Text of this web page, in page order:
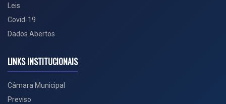
Leis
Covid-19
Dados Abertos
LINKS INSTITUCIONAIS
Câmara Municipal
Previso